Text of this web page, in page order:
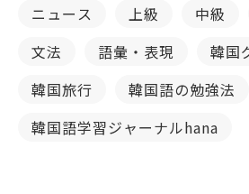
ニュース
上級 中級
文法
語彙・表現
韓国
韓国旅行
韓国語の勉強法
韓国語学習ジャーナルhana